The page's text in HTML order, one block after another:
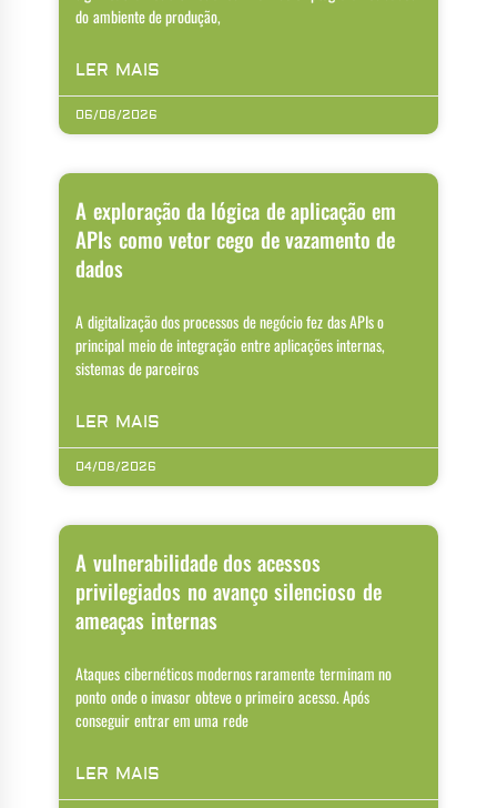
do ambiente de produção,
LER MAIS
06/08/2026
A exploração da lógica de aplicação em
APIs como vetor cego de vazamento de
dados
A digitalização dos processos de negócio fez das APIs o
principal meio de integração entre aplicações internas,
sistemas de parceiros
LER MAIS
04/08/2026
A vulnerabilidade dos acessos
privilegiados no avanço silencioso de
ameaças internas
Ataques cibernéticos modernos raramente terminam no
ponto onde o invasor obteve o primeiro acesso. Após
conseguir entrar em uma rede
LER MAIS